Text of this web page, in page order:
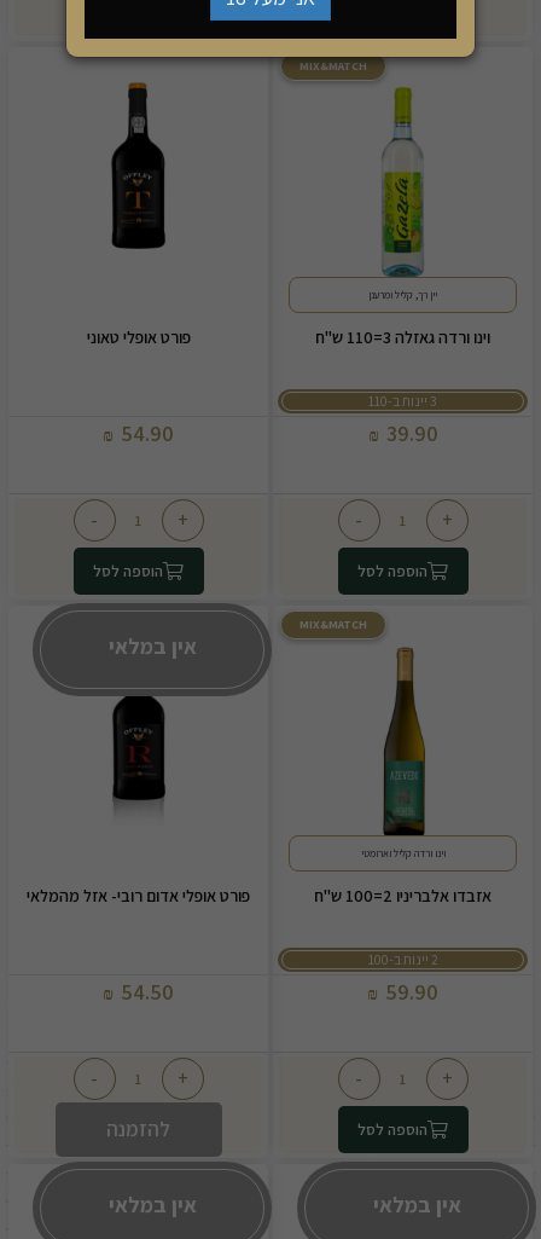
MIX&MATCH
יין רך, קליל ומרענן
וינו ורדה גאזלה 3=110 ש"ח
3 יינות ב-110
39.90
₪
+
-
הוספה לסל
פורט אופלי טאוני
54.90
₪
+
-
הוספה לסל
MIX&MATCH
וינו ורדה קליל וארומטי
אזבדו אלבריניו 2=100 ש"ח
2 יינות ב-100
59.90
₪
+
-
הוספה לסל
אין במלאי
פורט אופלי אדום רובי- אזל מהמלאי
54.50
₪
+
-
להזמנה
אין במלאי אין במלאי